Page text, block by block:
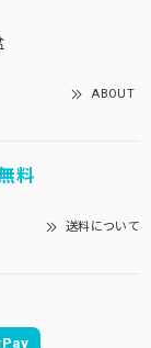
ABOUT
料
送料について